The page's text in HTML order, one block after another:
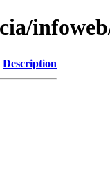
Description